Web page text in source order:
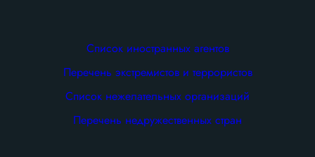
Список иностранных агентов
Перечень экстремистов и террористов
Список нежелательных организаций
Перечень недружественных стран